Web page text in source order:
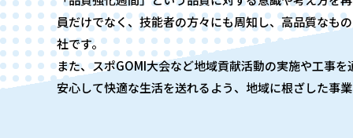
員だけでなく、技能者の方々にも周知し、高品質なも
社です。
また、スポGOMI大会など地域貢献活動の実施や工事
安心して快適な生活を送れるよう、地域に根ざした事